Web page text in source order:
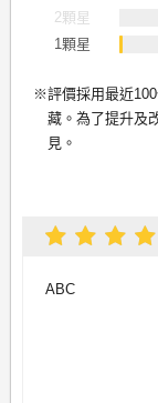
2顆星
1顆星
評價採用最近
藏。為了提升及
見。
ABC